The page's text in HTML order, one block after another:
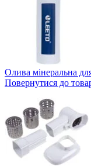
Олива мінеральна
Повернутися до